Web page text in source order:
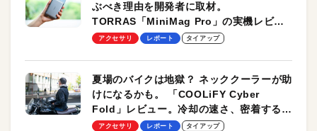
ぶべき理由を開発者に取材。
TORRAS「MiniMag Pro」の実機レビュ
ーも
アクセサリ レポート タイアップ
夏場のバイクは地獄？ ネッククーラーが助
けになるかも。 「COOLiFY Cyber
Fold」レビュー。冷却の速さ、密着する冷
却プレート、シンプルな操作性がグッド！
アクセサリ レポート タイアップ